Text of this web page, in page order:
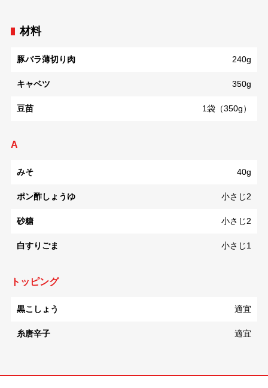
材料
豚バラ薄切り肉 240g
キャベツ 350g
豆苗 1袋（350g）
A
みそ 40g
ポン酢しょうゆ 小さじ2
砂糖 小さじ2
白すりごま 小さじ1
トッピング
黒こしょう 適宜
糸唐辛子 適宜